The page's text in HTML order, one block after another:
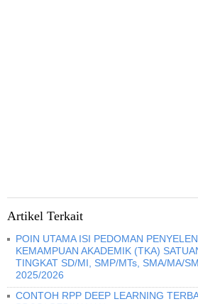
Artikel Terkait
POIN UTAMA ISI PEDOMAN
KEMAMPUAN AKADEMIK (TKA)
TINGKAT SD/MI, SMP/MTs, SMA/MA/
2025/2026
CONTOH RPP DEEP LEARNING